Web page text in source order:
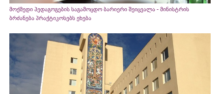
მოქმედი პედაგოგების საგამოცდო ბარიერი შეიცვალა - მინისტრის
ბრძანება პრაქტიკოსებს ეხება